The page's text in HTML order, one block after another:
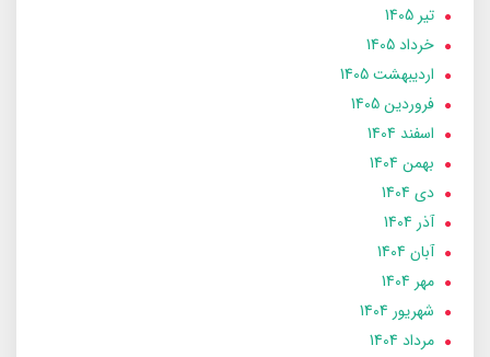
تير 1405
خرداد 1405
ارديبهشت 1405
فروردین 1405
اسفند 1404
بهمن 1404
دی 1404
آذر 1404
آبان 1404
مهر 1404
شهریور 1404
مرداد 1404